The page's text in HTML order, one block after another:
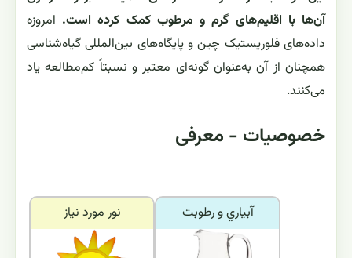
آن‌ها با اقلیم‌های گرم و مرطوب کمک کرده است. امروزه
داده‌های فلوریستیک چین و پایگاه‌های بین‌المللی گیاه‌شناسی
همچنان از آن به‌عنوان گونه‌ای معتبر و نسبتاً کم‌مطالعه یاد
می‌کنند.
خصوصیات - معرفی
نور مورد نياز آبياري و رطوبت